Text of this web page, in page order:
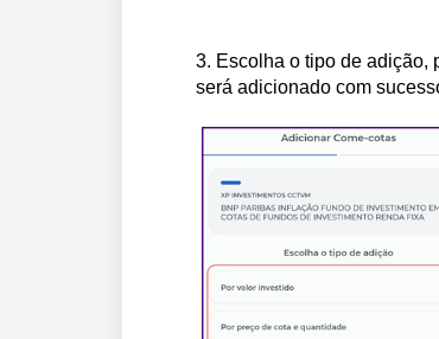
3. Escolha o tipo de adição,
será adicionado com